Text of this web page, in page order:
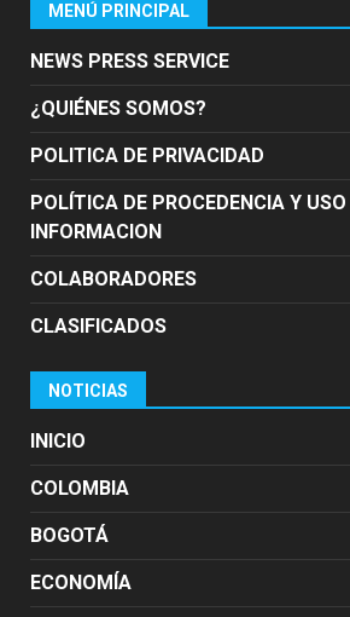
MENÚ PRINCIPAL
NEWS PRESS SERVICE
¿QUIÉNES SOMOS?
POLITICA DE PRIVACIDAD
POLÍTICA DE PROCEDENCIA Y
INFORMACION
COLABORADORES
CLASIFICADOS
NOTICIAS
INICIO
COLOMBIA
BOGOTÁ
ECONOMÍA